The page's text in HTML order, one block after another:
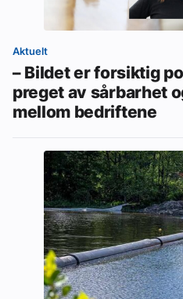
Aktuelt
– Bildet er forsiktig
preget av sårbarhet
mellom bedriftene